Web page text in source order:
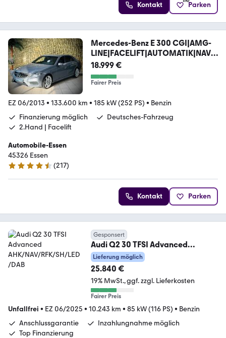
Kontakt Parken
Mercedes-Benz E 300 CGI|AMG-
LINE|FACELIFT|AUTOMATIK|NAVI|
LED|
18.999 €
Fairer Preis
EZ 06/2013 • 133.600 km • 185 kW (252 PS) • Benzin
Finanzierung möglich
Deutsches-Fahrzeug
2.Hand | Facelift
Automobile-Essen
45326 Essen
4.7 Sterne
(217)
Kontakt Parken
Gesponsert
Audi Q2 30 TFSI Advanced
AHK/NAV/RFK/SH/LED/DAB
Lieferung möglich
25.840 €
19% MwSt. ggf. zzgl. Lieferkosten
Fairer Preis
Unfallfrei • EZ 06/2025 • 10.243 km • 85 kW (116 PS) • Benzin
Anschlussgarantie
Inzahlungnahme möglich
Top Finanzierung